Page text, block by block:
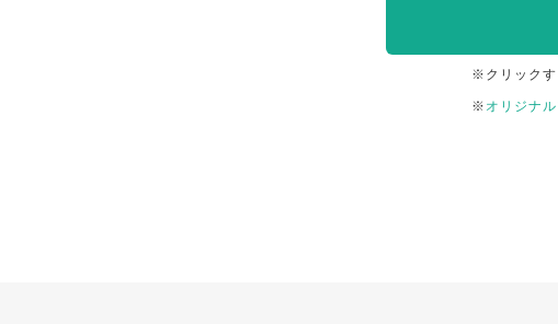
※クリックす
※ オリジナ